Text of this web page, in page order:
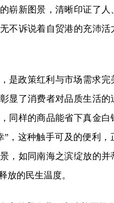
崭新图景，清晰印证了
不诉说着自贸港的充沛
是政策红利与市场需求
显了消费者对品质生活
同样的商品能省下真金
”，这种触手可及的便利
，如同南海之滨绽放的并
放的民生温度。